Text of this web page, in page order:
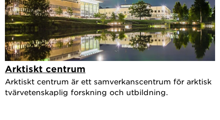
Arktiskt centrum
Arktiskt centrum är ett samverkanscentrum för arktisk
tvärvetenskaplig forskning och utbildning.